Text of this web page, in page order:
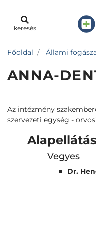
keresés
Főoldal Állami
ANNA-
Az intézmény
szervezeti egység -
Alapellátás
Vegyes
Dr.